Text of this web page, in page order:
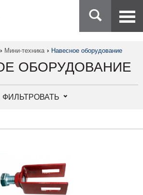
Мини-техника Навесное оборудование
ОБОРУДОВАНИЕ
ФИЛЬТРОВАТЬ